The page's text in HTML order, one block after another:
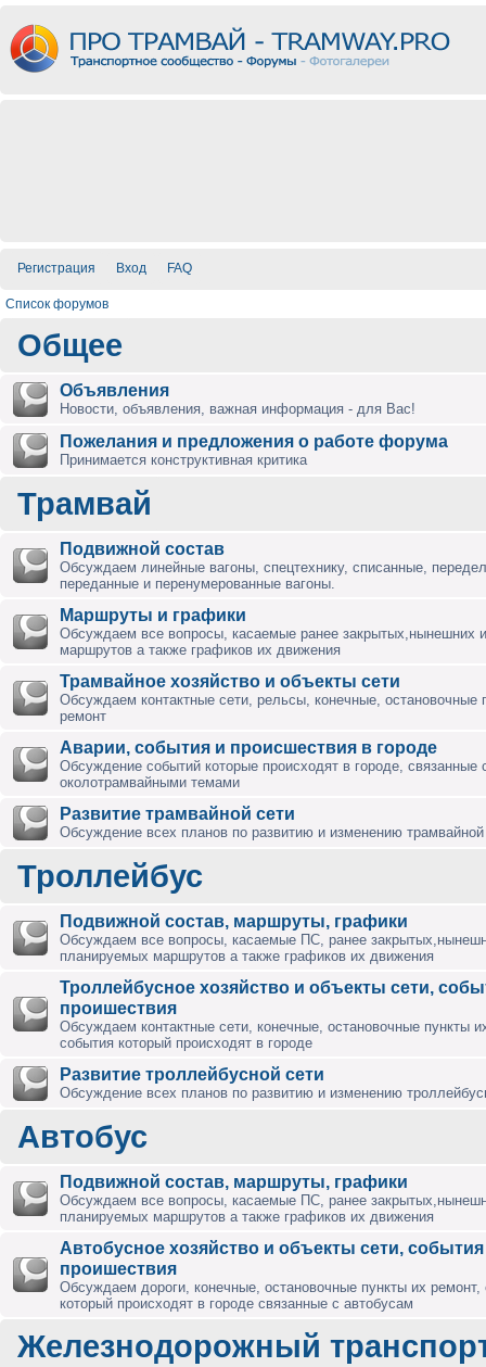
Регистрация Вход FAQ
Список форумов
Общее
Объявления
Новости, объявления, важная информация - для Вас!
Пожелания и предложения о работе форума
Принимается конструктивная критика
Трамвай
Подвижной состав
Обсуждаем линейные вагоны, спецтехнику, списанные,
переданные и перенумерованные вагоны.
Маршруты и графики
Обсуждаем все вопросы, касаемые ранее закрытых,нынешних
маршрутов а также графиков их движения
Трамвайное хозяйство и объекты сети
Обсуждаем контактные сети, рельсы, конечные, остановочные
ремонт
Аварии, события и происшествия в городе
Обсуждение событий которые происходят в городе, связанные
околотрамвайными темами
Развитие трамвайной сети
Обсуждение всех планов по развитию и изменению трамвайной
Троллейбус
Подвижной состав, маршруты, графики
Обсуждаем все вопросы, касаемые ПС, ранее
планируемых маршрутов а также графиков их движения
Троллейбусное хозяйство и объекты сети,
проишествия
Обсуждаем контактные сети, конечные, остановочные пункты
события который происходят в городе
Развитие троллейбусной сети
Обсуждение всех планов по развитию и изменению
Автобус
Подвижной состав, маршруты, графики
Обсуждаем все вопросы, касаемые ПС, ранее
планируемых маршрутов а также графиков их движения
Автобусное хозяйство и объекты сети,
проишествия
Обсуждаем дороги, конечные, остановочные пункты их ремонт,
который происходят в городе связанные с автобусам
Железнодорожный